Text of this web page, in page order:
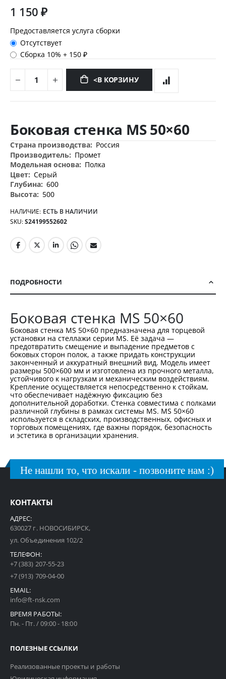
1 150 ₽
Предоставляется услуга сборки
Отсутствует
Сборка 10%+ 150 ₽
<В КОРЗИНУ
к
началу
галереи
изображений
Боковая стенка MS 50×60
Дополнительная
информация
Россия
Промет
Полка
Серый
600
500
НАЛИЧИЕ: ЕСТЬ В НАЛИЧИИ
SKU S24199552602
ПОДРОБНОСТИ
Боковая стенка MS 50×60
Боковая стенка MS 50×60 предназначена для торцевой
установки на стеллажи серии MS. Её задача —
предотвратить смещение и выпадение предметов с
боковых сторон полок, а также придать конструкции
законченный и аккуратный внешний вид. Модель имеет
размеры 500×600 мм и изготовлена из прочного металла,
устойчивого к нагрузкам и механическим воздействиям.
Крепление осуществляется непосредственно к стойкам,
что обеспечивает надёжную фиксацию без
дополнительной доработки. Стенка совместима с полками
различной глубины в рамках системы MS. MS 50×60
используется в складских, производственных, офисных и
торговых помещениях, где важны порядок, безопасность
и эстетика в организации хранения.
Не нашли то, что искали - позвоните нам :)
КОНТАКТЫ
АДРЕС:
630027 г. НОВОСИБИРСК,
ул. Объединения 102/2
ТЕЛЕФОН:
+7 (383) 207-55-23
+7 (913) 709-04-00
EMAIL:
info@ft-nsk.com
ВРЕМЯ РАБОТЫ:
Пн. - Пт. / 09:00 - 18:00
ПОЛЕЗНЫЕ ССЫЛКИ
Реализованные проекты и работы